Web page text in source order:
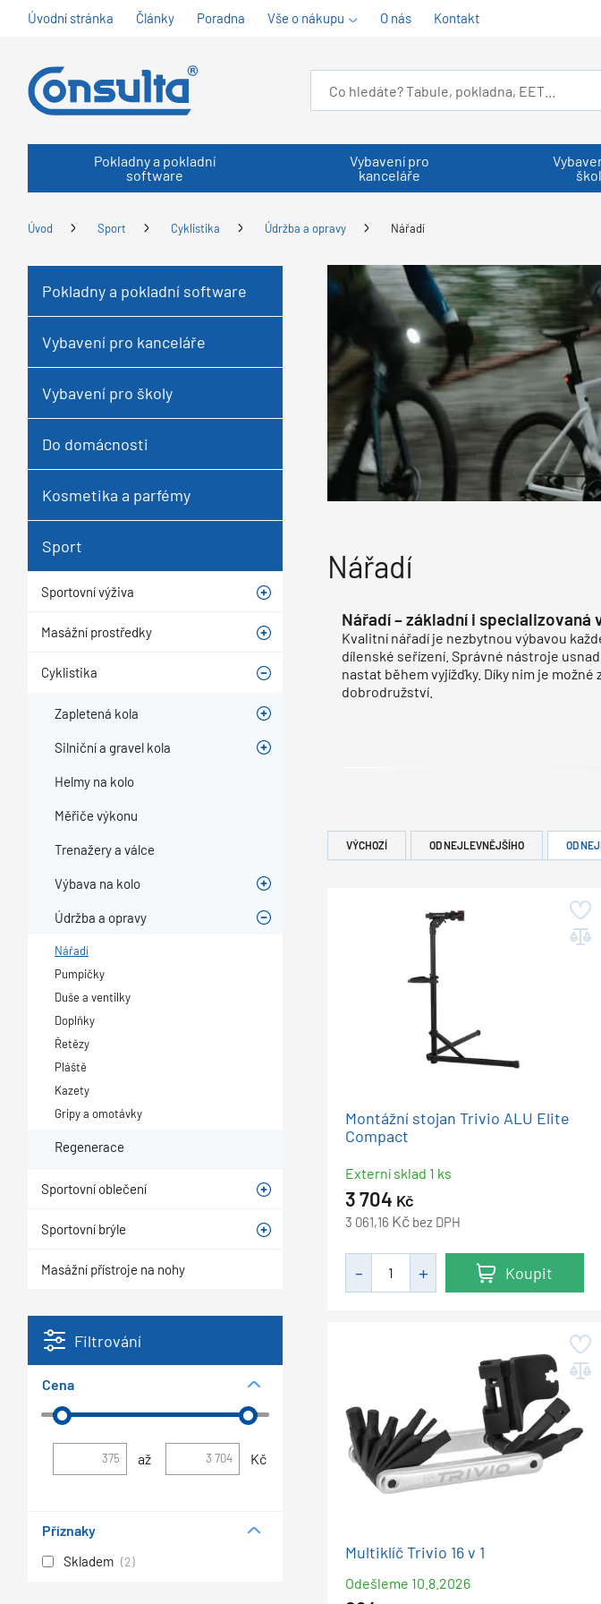
Úvodní stránka Články Poradna Vše o nákupu O nás Kontakt
Pokladny a pokladní
software
Vybavení pro
kanceláře
Úvod Sport Cyklistika Údržba a opravy Nářadí
Pokladny a pokladní software
Vybavení pro kanceláře
Vybavení pro školy
Do domácnosti
Kosmetika a parfémy
Sport
Sportovní výživa
Masážní prostředky
Cyklistika
Zapletená kola
Silniční a gravel kola
Helmy na kolo
Měřiče výkonu
Trenažery a válce
Výbava na kolo
Údržba a opravy
Nářadí
Pumpičky
Duše a ventilky
Doplňky
Řetězy
Pláště
Kazety
Gripy a omotávky
Regenerace
Sportovní oblečení
Sportovní brýle
Masážní přístroje na nohy
Filtrování
Cena
až Kč
Příznaky
Skladem (2)
Nářadí
Nářadí – základní i specializovaná
Kvalitní nářadí je nezbytnou výbavou
dílenské seřízení. Správné nástroje
nastat během vyjížďky. Díky nim je
dobrodružství.
VÝCHOZÍ OD NEJLEVNĚJŠÍHO OD
Montážní stojan Trivio ALU Elite
Compact
Externí sklad 1 ks
3 704 Kč
3 061,16 Kč bez DPH
Koupit
Multiklíč Trivio 16 v 1
Odešleme 10.8.2026